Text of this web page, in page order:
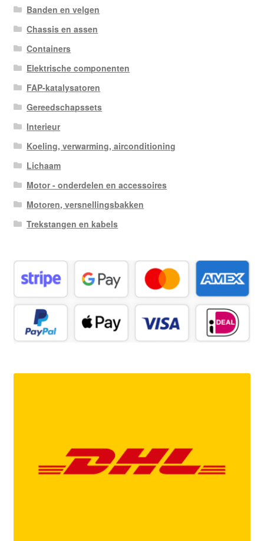
Banden en velgen
Chassis en assen
Containers
Elektrische componenten
FAP-katalysatoren
Gereedschapssets
Interieur
Koeling, verwarming, airconditioning
Lichaam
Motor - onderdelen en accessoires
Motoren, versnellingsbakken
Trekstangen en kabels